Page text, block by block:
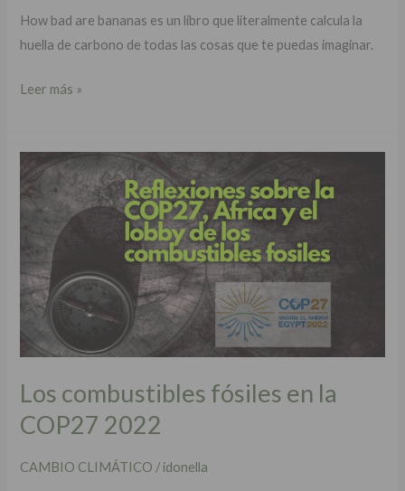
How bad are bananas es un libro que literalmente calcula la
huella de carbono de todas las cosas que te puedas imaginar.
Leer más »
Los combustibles fósiles en la
COP27 2022
CAMBIO CLIMÁTICO / idonella
Los
combustibles
fósiles
la
COP27
2022